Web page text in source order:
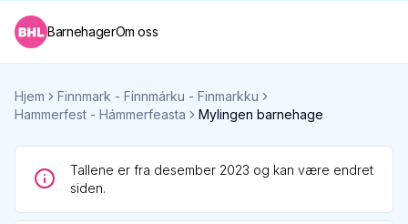
BarnehagerOm oss
Hjem
Finnmark - Finnmárku - Finmarkku
Hammerfest - Hámmerfeasta
Mylingen barnehage
Tallene er fra desember 2023 og kan være endret
siden.